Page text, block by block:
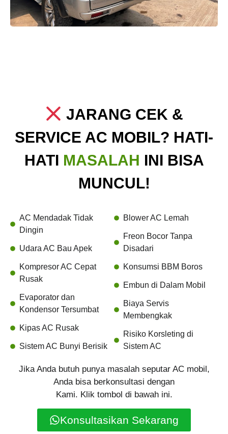
JARANG CEK &
SERVICE AC MOBIL? HATI-
HATI MASALAH INI BISA
MUNCUL!
AC Mendadak Tidak
Dingin
Udara AC Bau Apek
Kompresor AC Cepat
Rusak
Evaporator dan
Kondensor Tersumbat
Kipas AC Rusak
Sistem AC Bunyi Berisik
Blower AC Lemah
Freon Bocor Tanpa
Disadari
Konsumsi BBM Boros
Embun di Dalam Mobil
Biaya Servis
Membengkak
Risiko Korsleting di
Sistem AC
Jika Anda butuh punya masalah seputar AC mobil,
Anda bisa berkonsultasi dengan
Kami. Klik tombol di bawah ini.
Konsultasikan Sekarang